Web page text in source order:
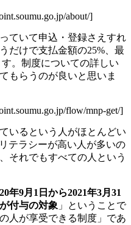
about/]
ていて申込・登録さえすれ
だけで支払金額の25%、最
。制度についての詳しい
もらうのが良いと思いま
flow/mnp-get/]
いるという人がほとんどい
テラシーが高い人が多いの
それでもすべての人という
年9⽉1⽇から2021年3⽉31
付与の対象 」ということで
人が享受できる制度」であ